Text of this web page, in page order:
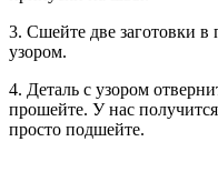
3. Сшейте две заготовки в
узором.
4. Деталь с узором
прошейте. У нас
просто подшейте.